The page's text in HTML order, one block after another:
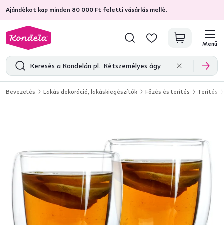
Ajándékot kap minden 80 000 Ft feletti vásárlás mellé.
4,7 31 333 ellenőrzött termékértékelések
Menü
Bevezetés Lakás dekoráció, lakáskiegészítők Főzés és terítés Terítés